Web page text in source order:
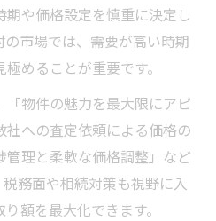
や価格設定を慎重に決定し
市場では、需要が高い時期
めることが重要です。
物件の魅力を最大限にアピ
への査定依頼による価格の
理と柔軟な価格調整」など
務面や相続対策も視野に入
額を最大化できます。